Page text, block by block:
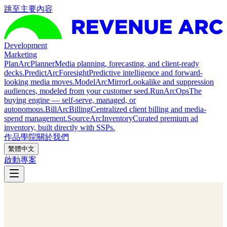
跳至主要內容
Development
Marketing
PlanArcPlannerMedia planning, forecasting, and client-ready
decks.PredictArcForesightPredictive intelligence and forward-
looking media moves.ModelArcMirrorLookalike and suppression
audiences, modeled from your customer seed.RunArcOpsThe
buying engine — self-serve, managed, or
autonomous.BillArcBillingCentralized client billing and media-
spend management.SourceArcInventoryCurated premium ad
inventory, built directly with SSPs.
作品學院關於我們
繁體中文
啟動專案